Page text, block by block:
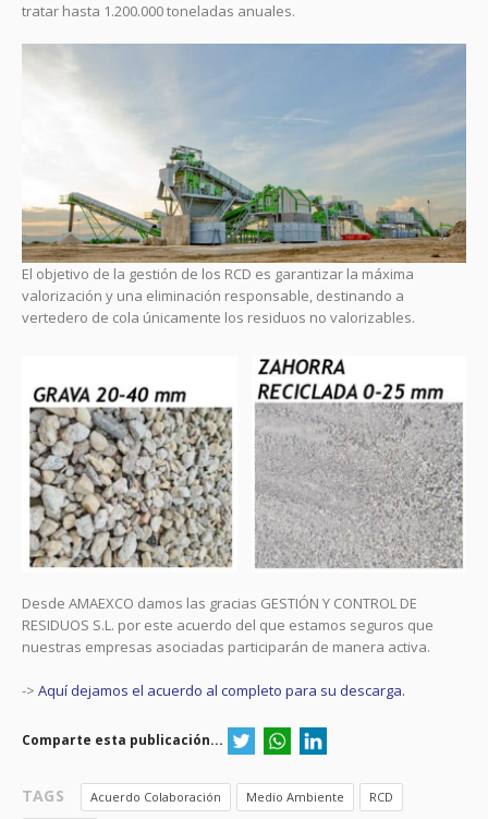
tratar hasta 1.200.000 toneladas anuales.
El objetivo de la gestión de los RCD es garantizar la máxima
valorización y una eliminación responsable, destinando a
vertedero de cola únicamente los residuos no valorizables.
Desde AMAEXCO damos las gracias GESTIÓN Y CONTROL DE
RESIDUOS S.L. por este acuerdo del que estamos seguros que
nuestras empresas asociadas participarán de manera activa.
-> Aquí dejamos el acuerdo al completo para su descarga.
Comparte esta publicación...
TAGS Acuerdo Colaboración Medio Ambiente RCD